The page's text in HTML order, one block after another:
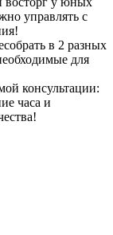
управлять с
в 2 разных
для
консультации:
часа и